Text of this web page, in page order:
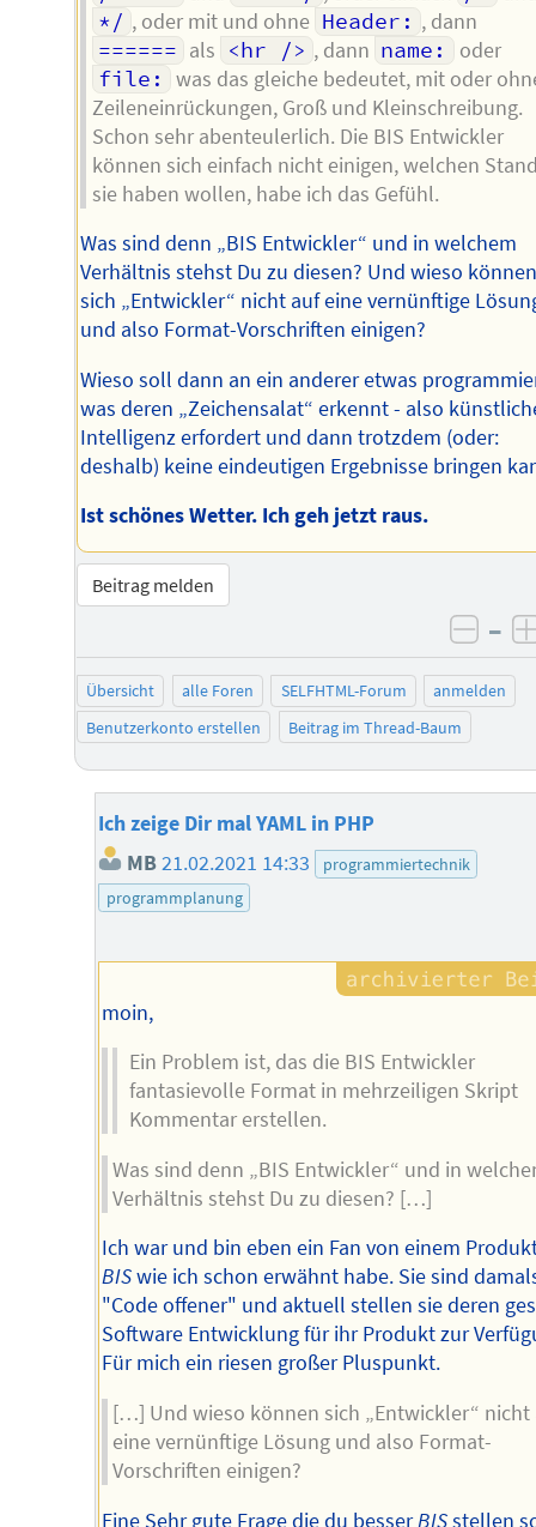
*/ , oder mit und ohne Header: , dann
====== als <hr /> , dann name:
oder
file:
was das gleiche bedeutet, mit oder
Zeileneinrückungen, Groß und Kleinschreibung.
Schon sehr abenteulerlich. Die BIS Entwickler
können sich einfach nicht einigen, welchen
sie haben wollen, habe ich das Gefühl.
Was sind denn „BIS Entwickler“ und in welchem
Verhältnis stehst Du zu diesen? Und wieso
sich „Entwickler“ nicht auf eine vernünftige
und also Format-Vorschriften einigen?
Wieso soll dann an ein anderer etwas
was deren „Zeichensalat“ erkennt - also
Intelligenz erfordert und dann trotzdem (oder:
deshalb) keine eindeutigen Ergebnisse bringen
Ist schönes Wetter. Ich geh jetzt raus.
Beitrag melden
–
Übersicht alle Foren SELFHTML-Forum
anmelden
Benutzerkonto erstellen
Beitrag im Thread-Baum
Ich zeige Dir mal YAML in PHP
MB21.02.2021 14:33
programmiertechnik
programmplanung
moin,
Ein Problem ist, das die BIS Entwickler
fantasievolle Format in mehrzeiligen Skript
Kommentar erstellen.
Was sind denn „BIS Entwickler“ und in
Verhältnis stehst Du zu diesen? […]
Ich war und bin eben ein Fan von einem
BISwie ich schon erwähnt habe. Sie sind
"Code offener" und aktuell stellen sie deren
Software Entwicklung für ihr Produkt zur
Für mich ein riesen großer Pluspunkt.
[…] Und wieso können sich „Entwickler“ nicht
eine vernünftige Lösung und also Format-
Vorschriften einigen?
Eine Sehr gute Frage die du besserBISstellen